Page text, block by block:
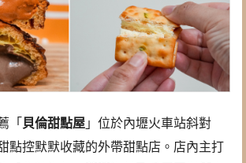
「 貝倫甜點屋 」位於內壢火車站斜對
點控默默收藏的外帶甜點店。店內主打